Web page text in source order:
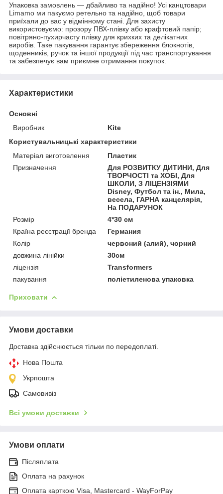
Упаковка замовлень — дбайливо та надійно! Усі канцтовари
Limamo ми пакуємо ретельно та надійно, щоб товари
приїхали до вас у відмінному стані. Для захисту
використовуємо: прозору ПВХ-плівку або крафтовий папір;
повітряно-пухирчасту плівку для крихких та делікатних
виробів. Таке пакування гарантує збереження блокнотів,
щоденників, ручок та іншої продукції під час транспортування
та забезпечує вам приємне отримання покупок.
Характеристики
Основні
Виробник
Kite
Користувальницькі характеристики
Матеріал виготовлення
Пластик
Призначення
Для РОЗВИТКУ ДИТИНИ, Для
ТВОРЧОСТІ та ХОБІ, Для
ШКОЛИ, З ЛІЦЕНЗІЯМИ
Disney, Футбол та ін., Мила,
весела, ГАРНА канцелярія,
На ПОДАРУНОК
Розмір
4*30 см
Країна реєстрації бренда
Германия
Колір
червоний (алий), чорний
довжина лінійки
30см
ліцензія
Transformers
пакування
поліетиленова упаковка
Приховати
Умови доставки
Доставка здійснюється тільки по передоплаті.
Нова Пошта
Укрпошта
Самовивіз
Всі умови доставки
Умови оплати
Післяплата
Оплата на рахунок
Оплата карткою Visa, Mastercard - WayForPay